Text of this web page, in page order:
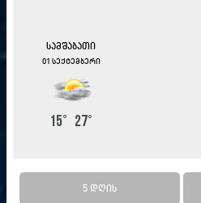
სამშაბათი
01 სექტემბერი
15° 27°
5 დღის